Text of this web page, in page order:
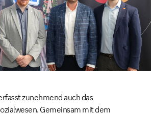
zunehmend auch das
Gemeinsam mit dem